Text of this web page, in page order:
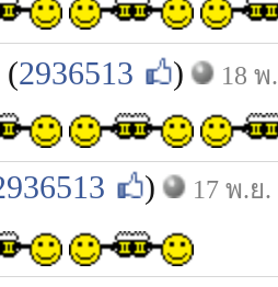
(2936513 ) 18 พ
) 17 พ.ย.